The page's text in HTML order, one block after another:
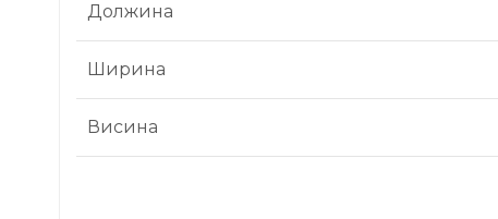
Должина
Ширина
Висина